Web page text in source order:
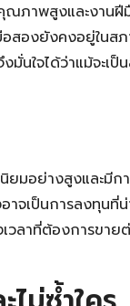
ภาพสูงและงาน
อสองยังคงอยู่ใน
ใจได้ว่าแม้จะเป็
ยมอย่างสูงและมี
าจเป็นการลงทุน
วลาที่ต้องการขา